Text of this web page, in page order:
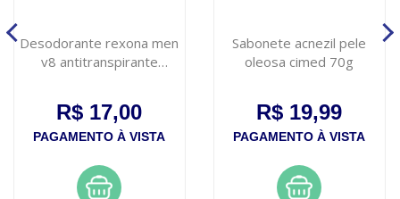
Desodorante rexona men
v8 antitranspirante
R$ 17,00
PAGAMENTO À VISTA
Sabonete acnezil pele
oleosa cimed 70g
R$ 19,99
PAGAMENTO À VISTA